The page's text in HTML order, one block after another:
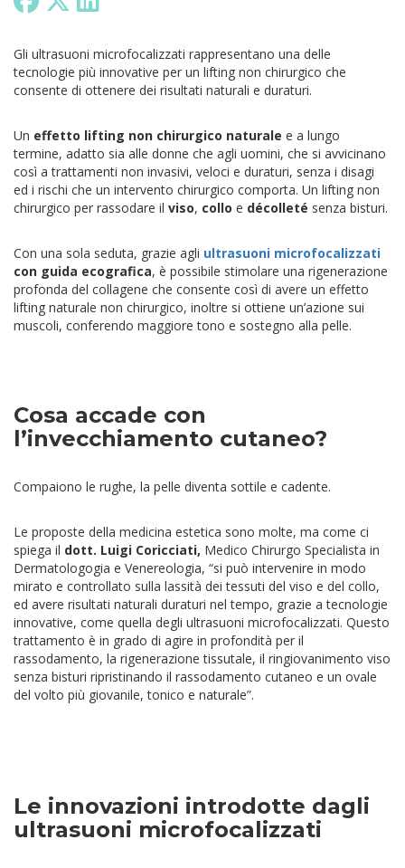
Gli ultrasuoni microfocalizzati rappresentano una delle
tecnologie più innovative per un lifting non chirurgico che
consente di ottenere dei risultati naturali e duraturi.
Un effetto lifting non chirurgico naturale e a lungo
termine, adatto sia alle donne che agli uomini, che si avvicinano
così a trattamenti non invasivi, veloci e duraturi, senza i disagi
ed i rischi che un intervento chirurgico comporta. Un lifting non
chirurgico per rassodare il viso, collo e décolleté senza bisturi.
Con una sola seduta, grazie agli ultrasuoni microfocalizzati
con guida ecografica, è possibile stimolare una rigenerazione
profonda del collagene che consente così di avere un effetto
lifting naturale non chirurgico, inoltre si ottiene un’azione sui
muscoli, conferendo maggiore tono e sostegno alla pelle.
Cosa accade con
l’invecchiamento cutaneo?
Compaiono le rughe, la pelle diventa sottile e cadente.
Le proposte della medicina estetica sono molte, ma come ci
spiega il dott. Luigi Coricciati, Medico Chirurgo Specialista in
Dermatologogia e Venereologia, “si può intervenire in modo
mirato e controllato sulla lassità dei tessuti del viso e del collo,
ed avere risultati naturali duraturi nel tempo, grazie a tecnologie
innovative, come quella degli ultrasuoni microfocalizzati. Questo
trattamento è in grado di agire in profondità per il
rassodamento, la rigenerazione tissutale, il ringiovanimento viso
senza bisturi ripristinando il rassodamento cutaneo e un ovale
del volto più giovanile, tonico e naturale”.
Le innovazioni introdotte dagli
ultrasuoni microfocalizzati